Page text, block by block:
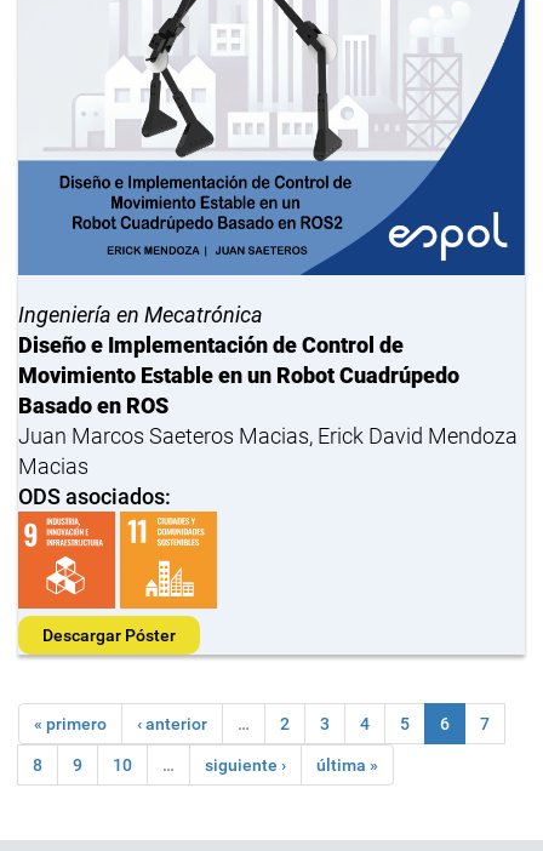
Ingeniería en Mecatrónica
Diseño e Implementación de Control de
Movimiento Estable en un Robot Cuadrúpedo
Basado en ROS
Juan Marcos Saeteros Macias, Erick David Mendoza
Macias
ODS asociados:
Descargar Póster
« primero ‹ anterior … 2 3 4 5 6 7
8 9 10 … siguiente › última »